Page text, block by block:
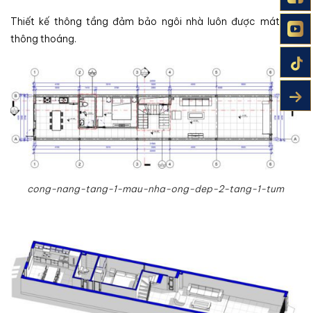
Thiết kế thông tầng đảm bảo ngôi nhà luôn được mát mẻ,
thông thoáng.
cong-nang-tang-1-mau-nha-ong-dep-2-tang-1-tum